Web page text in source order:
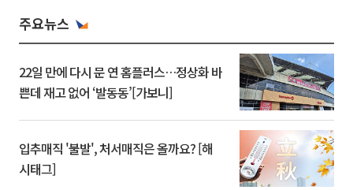
주요뉴스
22일 만에 다시 문 연 홈플러스…정상화 바
쁜데 재고 없어 ‘발동동’[가보니]
입추매직 '불발', 처서매직은 올까요? [해
시태그]